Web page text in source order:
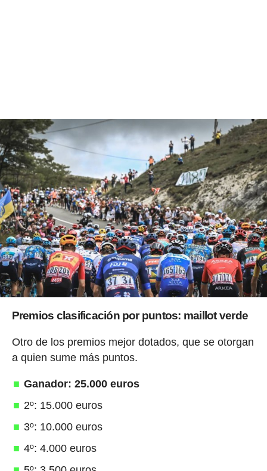
Premios clasificación por puntos: maillot verde
Otro de los premios mejor dotados, que se otorgan
a quien sume más puntos.
Ganador: 25.000 euros
2º: 15.000 euros
3º: 10.000 euros
4º: 4.000 euros